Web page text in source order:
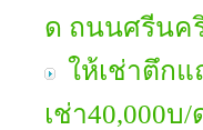
ด ถนนศรีนค
ให้เช่าตึก
เช่า40,000บ